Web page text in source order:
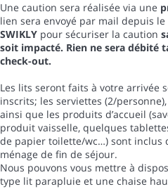
Une caution sera réalisée via une
lien sera envoyé par mail depuis
SWIKLY pour sécuriser la caution
soit impacté. Rien ne sera débité
check-out.
Les lits seront faits à votre arrivée
inscrits; les serviettes (2/
ainsi que les produits d’accueil
produit vaisselle, quelques
de papier toilette/wc…) sont inclus
ménage de fin de séjour.
Nous pouvons vous mettre à
type lit parapluie et une chaise